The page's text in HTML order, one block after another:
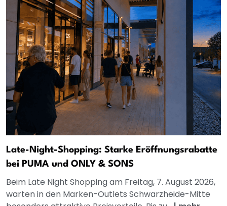
Late-Night-Shopping: Starke Eröffnungsrabatte
bei PUMA und ONLY & SONS
Beim Late Night Shopping am Freitag, 7. August 2026,
warten in den Marken-Outlets Schwarzheide-Mitte